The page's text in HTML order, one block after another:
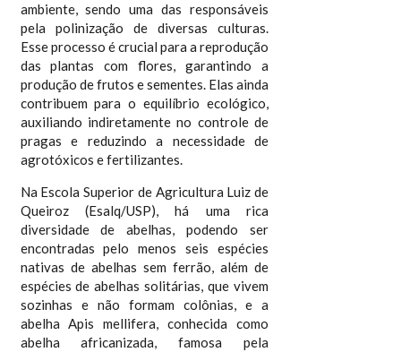
ambiente, sendo uma das responsáveis
pela polinização de diversas culturas.
Esse processo é crucial para a reprodução
das plantas com flores, garantindo a
produção de frutos e sementes. Elas ainda
contribuem para o equilíbrio ecológico,
auxiliando indiretamente no controle de
pragas e reduzindo a necessidade de
agrotóxicos e fertilizantes.
Na Escola Superior de Agricultura Luiz de
Queiroz (Esalq/USP), há uma rica
diversidade de abelhas, podendo ser
encontradas pelo menos seis espécies
nativas de abelhas sem ferrão, além de
espécies de abelhas solitárias, que vivem
sozinhas e não formam colônias, e a
abelha Apis mellifera, conhecida como
abelha africanizada, famosa pela